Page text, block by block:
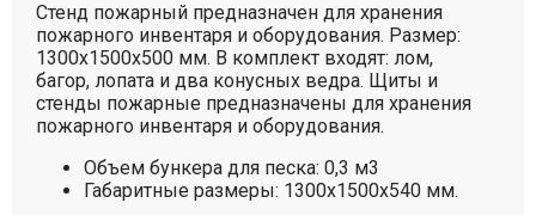
Стенд пожарный предназначен для хранения
пожарного инвентаря и оборудования. Размер:
1300х1500х500 мм. В комплект входят: лом,
багор, лопата и два конусных ведра. Щиты и
стенды пожарные предназначены для хранения
пожарного инвентаря и оборудования.
Объем бункера для песка: 0,3 м3
Габаритные размеры: 1300х1500х540 мм.